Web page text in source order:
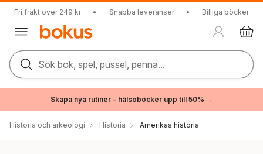
Fri frakt över 249 kr • Snabba leveranser • Billiga böcker
Sök bok, spel, pussel, penna...
Skapa nya rutiner – hälsoböcker upp till 50% →
Historia och arkeologi Historia Amerikas historia